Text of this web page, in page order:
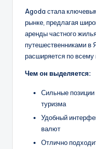
Agoda стала
рынке, предлагая
аренды частного
путешественниками в
расширяется по всему
Чем он выделяется:
Сильные позиции
туризма
Удобный
валют
Отлично